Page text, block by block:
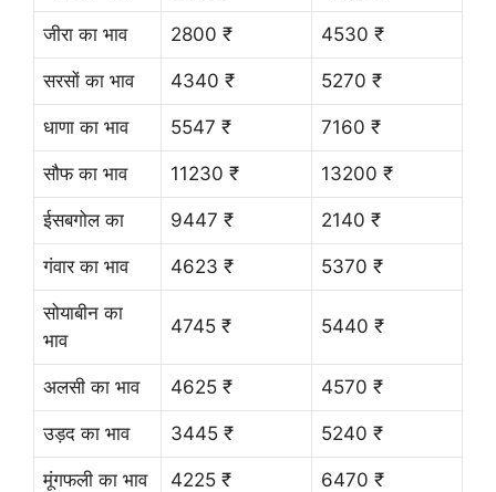
जीरा का भाव 2800 ₹ 4530 ₹
सरसों का भाव 4340 ₹ 5270 ₹
धाणा का भाव 5547 ₹ 7160 ₹
सौफ का भाव 11230 ₹ 13200 ₹
ईसबगोल का 9447 ₹ 2140 ₹
गंवार का भाव 4623 ₹ 5370 ₹
सोयाबीन का
भाव
4745 ₹ 5440 ₹
अलसी का भाव 4625 ₹ 4570 ₹
उड़द का भाव 3445 ₹ 5240 ₹
मूंगफली का भाव 4225 ₹ 6470 ₹